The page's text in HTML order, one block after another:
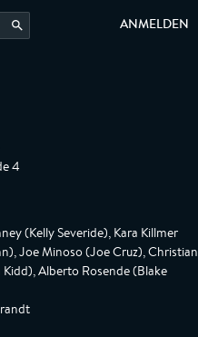
ANMELDEN
4
(Kelly Severide), Kara Killmer
Joe Minoso (Joe Cruz), Christian
Alberto Rosende (Blake